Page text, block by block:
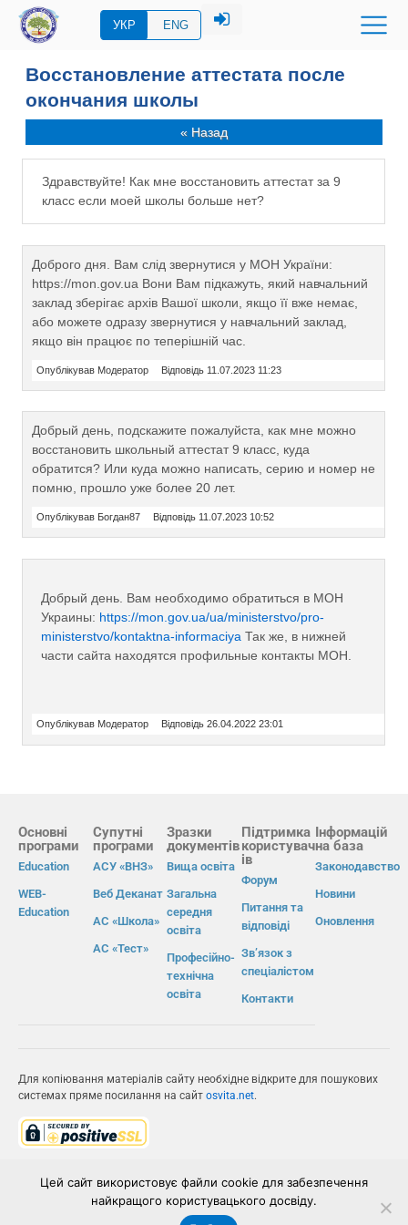
УКР ENG
Восстановление аттестата после
окончания школы
« Назад
Здравствуйте! Как мне восстановить аттестат за 9
класс если моей школы больше нет?
Доброго дня. Вам слід звернутися у МОН України:
https://mon.gov.ua Вони Вам підкажуть, який навчальний
заклад зберігає архів Вашої школи, якщо її вже немає,
або можете одразу звернутися у навчальний заклад,
якщо він працює по теперішній час.
Опублікував Модератор Відповідь 11.07.2023 11:23
Добрый день, подскажите пожалуйста, как мне можно
восстановить школьный аттестат 9 класс, куда
обратится? Или куда можно написать, серию и номер не
помню, прошло уже более 20 лет.
Опублікував Богдан87 Відповідь 11.07.2023 10:52
Добрый день. Вам необходимо обратиться в МОН
Украины: https://mon.gov.ua/ua/ministerstvo/pro-
ministerstvo/kontaktna-informaciya Так же, в нижней
части сайта находятся профильные контакты МОН.
Опублікував Модератор Відповідь 26.04.2022 23:01
Основні
програми
Education
WEB-
Education
Супутні
програми
АСУ «ВНЗ»
Веб Деканат
АС «Школа»
АС «Тест»
Зразки
документів
Вища освіта
Загальна
середня
освіта
Професійно-
технічна
освіта
Підтримка
користувач
ів
Форум
Питання та
відповіді
Зв’язок з
спеціалістом
Контакти
Інформацій
на база
Законодавство
Новини
Оновлення
Для копіювання матеріалів сайту необхідне відкрите для пошукових
системах пряме посилання на сайт osvita.net.
ІВС «ОСВІТА»
Цей сайт використовує файли cookie для забезпечення
найкращого користувацького досвіду.